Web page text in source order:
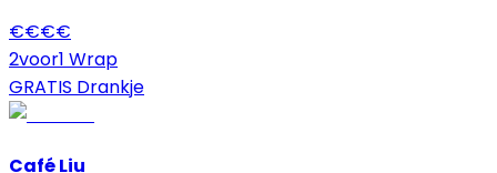
€€€€
2voor1 Wrap
GRATIS Drankje
Café Liu